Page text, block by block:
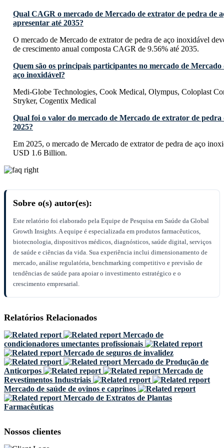
Qual CAGR o mercado de Mercado de extrator de pedra de
apresentar até 2035?
O mercado de Mercado de extrator de pedra de aço inoxidável
de crescimento anual composta CAGR de 9.56% até 2035.
Quem são os principais participantes no mercado de
aço inoxidável?
Medi-Globe Technologies, Cook Medical, Olympus, Coloplast
Stryker, Cogentix Medical
Qual foi o valor do mercado de Mercado de extrator de pedra
2025?
Em 2025, o mercado de Mercado de extrator de pedra de aço
USD 1.6 Billion.
Sobre o(s) autor(es):
Este relatório foi elaborado pela Equipe de Pesquisa em Saúde da Global
Growth Insights. A equipe é especializada em produtos farmacêuticos,
biotecnologia, dispositivos médicos, diagnósticos, saúde digital, serviços
de saúde e ciências da vida. Sua experiência inclui dimensionamento de
mercado, análise regulatória, benchmarking competitivo e previsão de
tendências de saúde para apoiar o investimento estratégico e o
crescimento empresarial.
Relatórios Relacionados
Mercado de
condicionadores umectantes profissionais
Mercado de seguros de invalidez
Mercado de Produção de
Anticorpos
Mercado de
Revestimentos Industriais
Mercado de saúde de ovinos e caprinos
Mercado de Extratos de Plantas
Farmacêuticas
Nossos clientes